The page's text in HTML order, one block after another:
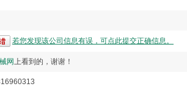
若您发现该公司信息有误，可点此提交正确信息。
网上看到的，谢谢！